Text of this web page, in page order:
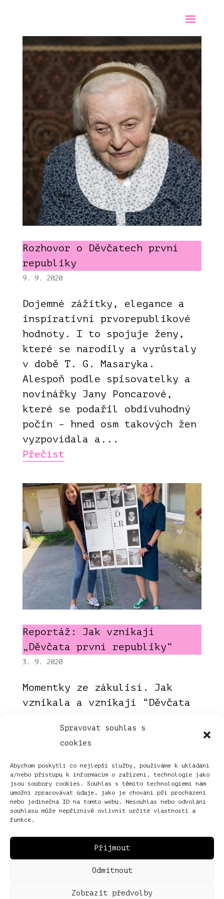
Spravovat souhlas s
cookies
Abychom poskytli co nejlepší služby, používáme k ukládání
a/nebo přístupu k informacím o zařízení, technologie jako
jsou soubory cookies. Souhlas s těmito technologiemi nám
umožní zpracovávat údaje, jako je chování při procházení
nebo jedinečná ID na tomto webu. Nesouhlas nebo odvolání
souhlasu může nepříznivě ovlivnit určité vlastnosti a
funkce.
Přijmout
Odmítnout
Zobrazit předvolby
Rozhovor o Děvčatech první
republiky
9. 9. 2020
Dojemné zážitky, elegance a
inspirativní prvorepublikové
hodnoty. I to spojuje ženy,
které se narodily a vyrůstaly
v době T. G. Masaryka.
Alespoň podle spisovatelky a
novinářky Jany Poncarové,
které se podařil obdivuhodný
počin – hned osm takových žen
vyzpovídala a...
Přečíst
Reportáž: Jak vznikají
„Děvčata první republiky“
3. 9. 2020
Momentky ze zákulisí. Jak
vznikala a vznikají “Děvčata
se. Když jsem si u mé milé
kadeřnice Marie Baštařové
posteskla, že mi chybí
vyprávění mé babičky, ukázala
mi fotku své zákaznice Marie
Hechtové – krásné a
oduševnělé ženy. Chtěla...
Přečíst